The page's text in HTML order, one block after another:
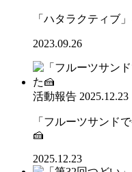
「ハタラクティブ
2023.09.26
活動報告 2025.12.23
「フルーツサンド
🍰
2025.12.23